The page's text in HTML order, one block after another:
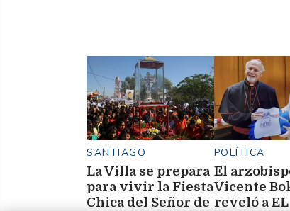
SANTIAGO
La Villa se prepara
para vivir la Fiesta
Chica del Señor de
POLÍTICA
El
Vicente
reveló a EL